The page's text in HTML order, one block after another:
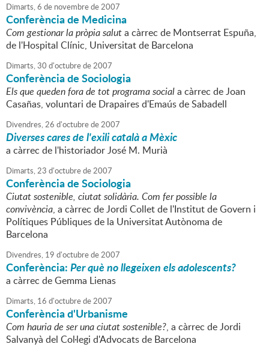
Dimarts,6 de novembrede2007
Conferència de Medicina
Com gestionar la pròpia saluta càrrec de Montserrat Espuña,
de l'Hospital Clínic, Universitat de Barcelona
Dimarts,30 d'octubrede2007
Conferència de Sociologia
Els que queden fora de tot programa sociala càrrec de Joan
Casañas, voluntari de Drapaires d'Emaús de Sabadell
Divendres,26 d'octubrede2007
Diverses cares de l'exili català a Mèxic
a càrrec de l'historiador José M. Murià
Dimarts,23 d'octubrede2007
Conferència de Sociologia
Ciutat sostenible, ciutat solidària. Com fer possible la
convivència, a càrrec de Jordi Collet de l'Institut de Govern i
Polítiques Públiques de la Universitat Autònoma de
Barcelona
Divendres, 19 d'octubrede2007
Conferència:Per què no llegeixen els adolescents?
a càrrec de Gemma Lienas
Dimarts, 16 d'octubrede2007
Conferència d'Urbanisme
Com hauria de ser una ciutat sostenible?, a càrrec de Jordi
Salvanyà del Col·legi d'Advocats de Barcelona